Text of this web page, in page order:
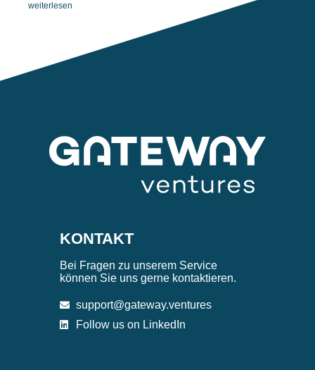
weiterlesen
KONTAKT
Bei Fragen zu unserem Service
können Sie uns gerne kontaktieren.
support@gateway.ventures
Follow us on LinkedIn